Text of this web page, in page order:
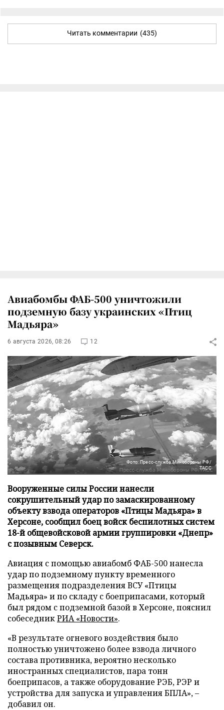
Читать комментарии (435)
Авиабомбы ФАБ-500 уничтожили
подземную базу украинских «Птиц
Мадьяра»
6 августа 2026, 08:26 12
Фото: Пресс-служба Минобороны РФ/
ТАСС
Вооруженные силы России нанесли
сокрушительный удар по замаскированному
объекту взвода операторов «Птицы Мадьяра» в
Херсоне, сообщил боец войск беспилотных систем
18-й общевойсковой армии группировки «Днепр»
с позывным Северск.
Авиация с помощью авиабомб ФАБ-500 нанесла
удар по подземному пункту временного
размещения подразделения ВСУ «Птицы
Мадьяра» и по складу с боеприпасами, который
был рядом с подземной базой в Херсоне, пояснил
собеседникРИА «Новости».
«В результате огневого воздействия было
полностью уничтожено более взвода личного
состава противника, вероятно несколько
иностранных специалистов, пара тонн
боеприпасов, а также оборудование РЭБ, РЭР и
устройства для запуска и управления БПЛА», –
добавил он.